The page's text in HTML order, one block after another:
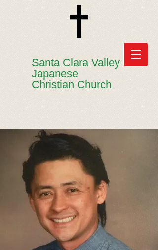
​​Santa Clara Valley
Japanese
Christian Church